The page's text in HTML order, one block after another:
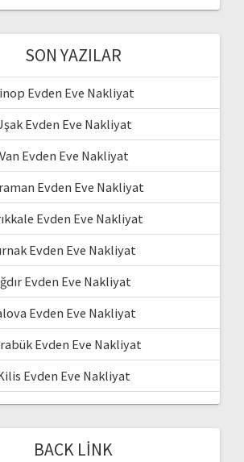
SON YAZILAR
Evden Eve Nakliyat
Evden Eve Nakliyat
Van Evden Eve Nakliyat
Evden Eve Nakliyat
Evden Eve Nakliyat
Evden Eve Nakliyat
Evden Eve Nakliyat
Evden Eve Nakliyat
Evden Eve Nakliyat
Evden Eve Nakliyat
BACK LINK